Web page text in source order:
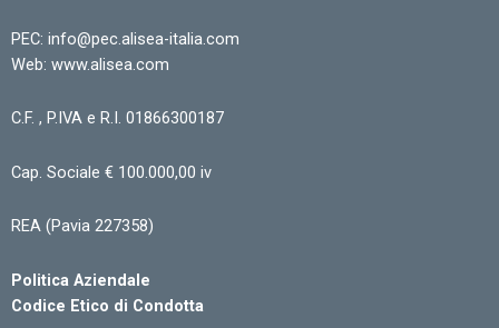
PEC: info@pec.alisea-italia.com
Web: www.alisea.com
C.F. , P.IVA e R.I. 01866300187
Cap. Sociale € 100.000,00 iv
REA (Pavia 227358)
Politica Aziendale
Codice Etico di Condotta